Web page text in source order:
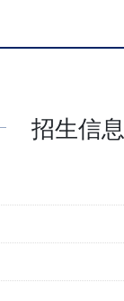
招生信息